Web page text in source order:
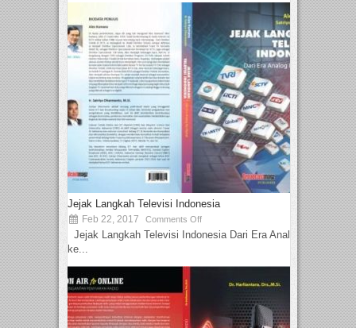
Jejak Langkah Televisi Indonesia
Feb 22, 2017 Comments Off
Jejak Langkah Televisi Indonesia Dari Era Analog
ke...